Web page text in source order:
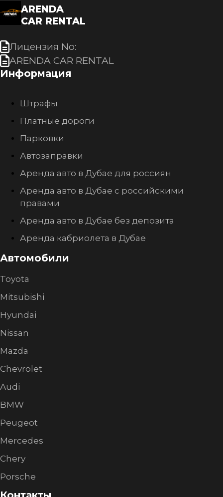
ARENDA
CAR RENTAL
Лицензия No:
ARENDA CAR RENTAL
Информация
Штрафы
Платные дороги
Парковки
Автозаправки
Аренда авто в Дубае для россиян
Аренда авто в Дубае с российскими
правами
Аренда авто в Дубае без депозита
Аренда кабриолета в Дубае
Автомобили
Toyota
Mitsubishi
Hyundai
Nissan
Mazda
Chevrolet
Audi
BMW
Peugeot
Mercedes
Chery
Porsche